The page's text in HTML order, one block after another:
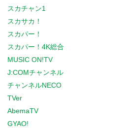
スカチャン1
スカサカ！
スカパー！
スカパー！4K総合
MUSIC ON!TV
J:COMチャンネル
チャンネルNECO
TVer
AbemaTV
GYAO!